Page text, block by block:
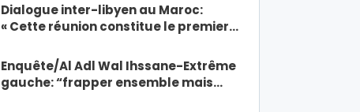
Dialogue inter-libyen au Maroc:
« Cette réunion constitue le premier…
Enquête/Al Adl Wal Ihssane-Extrême
gauche: “frapper ensemble mais…